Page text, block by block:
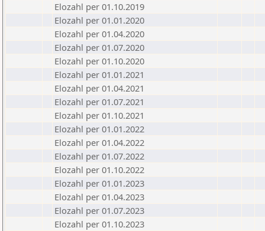
Elozahl per 01.10.2019
Elozahl per 01.01.2020
Elozahl per 01.04.2020
Elozahl per 01.07.2020
Elozahl per 01.10.2020
Elozahl per 01.01.2021
Elozahl per 01.04.2021
Elozahl per 01.07.2021
Elozahl per 01.10.2021
Elozahl per 01.01.2022
Elozahl per 01.04.2022
Elozahl per 01.07.2022
Elozahl per 01.10.2022
Elozahl per 01.01.2023
Elozahl per 01.04.2023
Elozahl per 01.07.2023
Elozahl per 01.10.2023